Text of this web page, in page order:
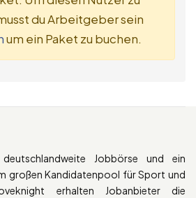
du Arbeitgeber sein
um ein Paket zu buchen.
Jobbörse und ein
großen Kandidatenpool für Sport und
erhalten Jobanbieter die